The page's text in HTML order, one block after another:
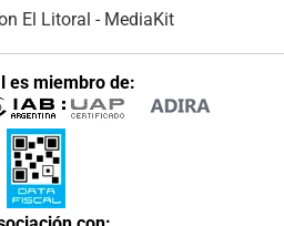
El Litoral - MediaKit
es miembro de: